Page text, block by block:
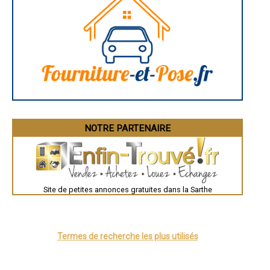
- Entreprise d'isolation extérieure à Pontvallain
- Entreprise d'isolation extérieure à Trangé
- Entreprise d'isolation extérieure à Dollon
- Entreprise d'isolation extérieure à Le Breil-sur-Mérize
- Entreprise d'isolation extérieure à Champfleur
- Entreprise d'isolation extérieure à Vion
- Entreprise d'isolation extérieure à Solesmes
- Entreprise d'isolation extérieure à Saint-Jean-d'Assé
- Entreprise d'isolation extérieure à Beaufay
- Entreprise d'isolation extérieure à Le Luart
- Entreprise d'isolation extérieure à Clermont-Créans
- Entreprise d'isolation extérieure à Torcé-en-Vallée
- Entreprise d'isolation extérieure à Luceau
- Entreprise d'isolation extérieure à Ruillé-sur-Loir
- Entreprise d'isolation extérieure à Souligné-sous-Ballon
- Entreprise d'isolation extérieure à Juigné-sur-Sarthe
- Entreprise d'isolation extérieure à Joué-l'Abbé
NOTRE PARTENAIRE
Site de petites annonces gratuites dans la Sarthe
Termes de recherche les plus utilisés